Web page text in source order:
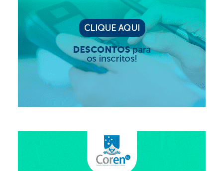
Ouvidoria
Contatos
Fale Conosco
NEP